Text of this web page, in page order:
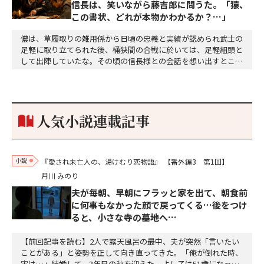
信長は、笑いながら藤吉郎に問うた。「猿、
この書状、どれが本物かわかるか？…」
儂は、草履取りの雑用係から日頃の忠義と実績が認められ武士の
足軽に取り立てられた後、桶狭間の合戦に於いては、足軽組頭と
して出陣していたな。その頃の信長様との会話を想い出すとこん
り。どうして勝てたのか、未だにわかりません。…
人気小説連載記事
小説 『愛され未亡人の、湯けむり恋物語』
【番外編3 第1回】
月川 みのり
夫が毎朝、早朝にフラッと家を出て、朝食前
に何事もなかった顔で戻ってくる…後をつけ
ると、小さな寺の墓地へ…
【前回記事を読む】2人で露天風呂の最中、夫が突然「言いたい
ことがある」と姿勢を正して向き直ってきた。「俺が倒れた時、